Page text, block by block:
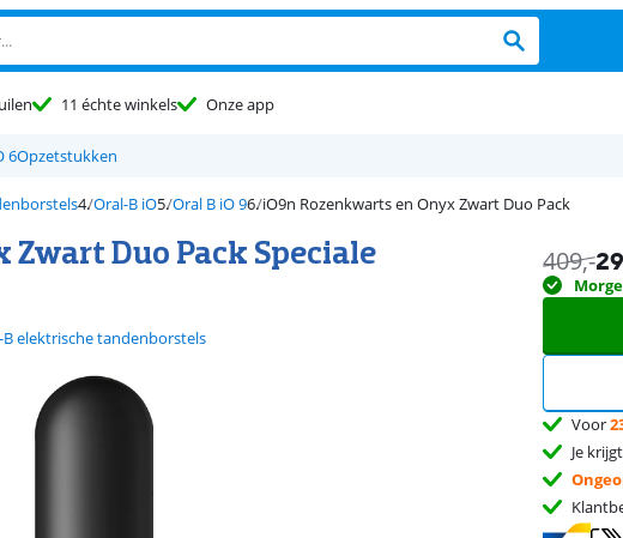
11 échte winkels Onze app
6Opzetstukken
Oral-B iO Oral B iO 9 iO9n Rozenkwarts en Onyx Zwart Duo Pack
Duo Pack Speciale
B elektrische tandenborstels
409,-
Voor
Je